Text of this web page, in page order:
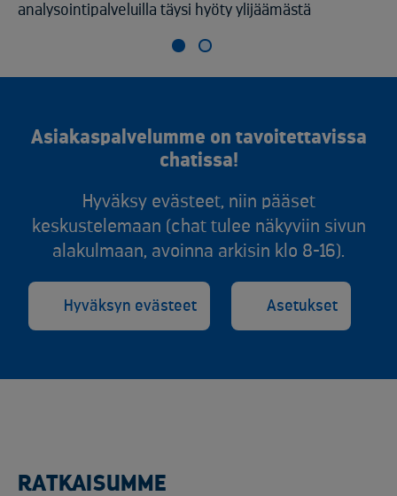
analysointipalveluilla täysi hyöty ylijäämästä
Asiakaspalvelumme on tavoitettavissa
chatissa!
Hyväksy evästeet, niin pääset
keskustelemaan (chat tulee näkyviin sivun
alakulmaan, avoinna arkisin klo 8-16).
Hyväksyn evästeet Asetukset
RATKAISUMME